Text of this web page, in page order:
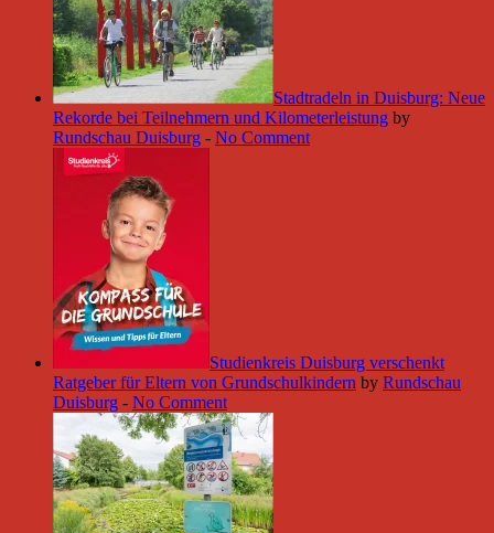
Stadtradeln in Duisburg: Neue
Rekorde bei Teilnehmern und Kilometerleistung by
Rundschau Duisburg - No Comment
Studienkreis Duisburg verschenkt
Ratgeber für Eltern von Grundschulkindern by Rundschau
Duisburg - No Comment